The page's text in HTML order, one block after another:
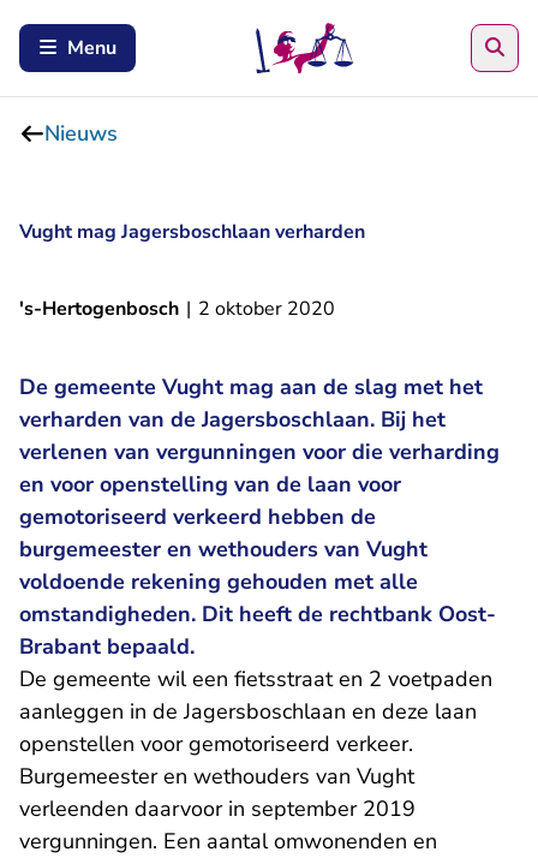
Menu
Nieuws
Vught mag Jagersboschlaan verharden
's-Hertogenbosch | 2 oktober 2020
De gemeente Vught mag aan de slag met het
verharden van de Jagersboschlaan. Bij het
verlenen van vergunningen voor die verharding
en voor openstelling van de laan voor
gemotoriseerd verkeerd hebben de
burgemeester en wethouders van Vught
voldoende rekening gehouden met alle
omstandigheden. Dit heeft de rechtbank Oost-
Brabant bepaald.
De gemeente wil een fietsstraat en 2 voetpaden
aanleggen in de Jagersboschlaan en deze laan
openstellen voor gemotoriseerd verkeer.
Burgemeester en wethouders van Vught
verleenden daarvoor in september 2019
vergunningen. Een aantal omwonenden en